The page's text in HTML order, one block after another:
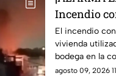
Incendio
vivienda en
Higueras;
El incendio
vivienda
bodega en la
de Xalapa;
agosto 09, 2026